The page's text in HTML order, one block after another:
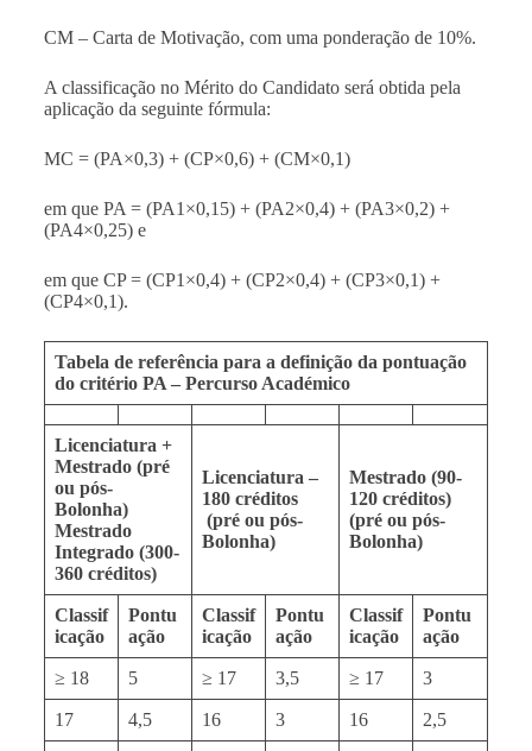
CM – Carta de Motivação, com uma ponderação de 10%.
A classificação no Mérito do Candidato será obtida pela
aplicação da seguinte fórmula:
MC = (PA×0,3) + (CP×0,6) + (CM×0,1)
em que PA = (PA1×0,15) + (PA2×0,4) + (PA3×0,2) +
(PA4×0,25) e
em que CP = (CP1×0,4) + (CP2×0,4) + (CP3×0,1) +
(CP4×0,1).
Tabela de referência para a definição da pontuação
do critério PA – Percurso Académico
Licenciatura +
Mestrado (pré
ou pós-
Bolonha)
Mestrado
Integrado (300-
360 créditos)
Licenciatura –
180 créditos
(pré ou pós-
Bolonha)
Mestrado (90-
120 créditos)
(pré ou pós-
Bolonha)
Classif
icação
Pontu
ação
Classif
icação
Pontu
ação
Classif
icação
Pontu
ação
≥ 18 5 ≥ 17 3,5 ≥ 17 3
17 4,5 16 3 16 2,5